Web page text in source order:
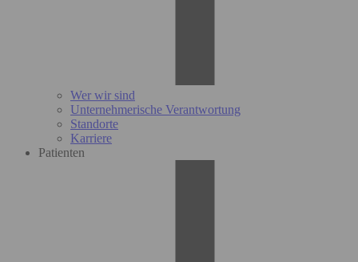
Wer wir sind
Unternehmerische Verantwortung
Standorte
Karriere
Patienten